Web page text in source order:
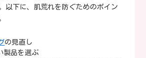
以下に、肌荒れを防ぐためのポイン
の見直し
製品を選ぶ